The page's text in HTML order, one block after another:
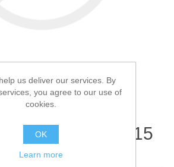
для лодок
Elise's
шерсть A:5015
Белые
us deliver our services. By
you agree to our use of
cookies.
OK
Learn more